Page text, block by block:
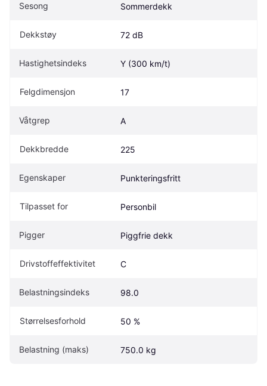
Sesong Sommerdekk
Dekkstøy 72 dB
Hastighetsindeks Y (300 km/t)
Felgdimensjon 17
Våtgrep A
Dekkbredde 225
Egenskaper Punkteringsfritt
Tilpasset for Personbil
Pigger Piggfrie dekk
Drivstoffeffektivitet C
Belastningsindeks 98.0
Størrelsesforhold 50 %
Belastning (maks) 750.0 kg